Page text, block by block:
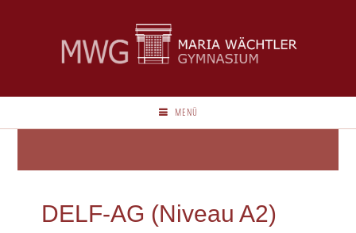
MENÜ
DELF-AG (Niveau A2)